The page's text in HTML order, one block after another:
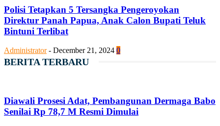
Polisi Tetapkan 5 Tersangka Pengeroyokan
Direktur Panah Papua, Anak Calon Bupati Teluk
Bintuni Terlibat
Administrator - December 21, 2024 0
BERITA TERBARU
Diawali Prosesi Adat, Pembangunan Dermaga Babo
Senilai Rp 78,7 M Resmi Dimulai